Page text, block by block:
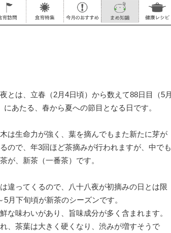
とは、立春（2月4日頃）から数えて88日目（5月
にあたる、春から夏への節目となる日です。
は生命力が強く、葉を摘んでもまた新たに芽が
ので、年3回ほど茶摘みが行われますが、中でも
が、新茶（一番茶）です。
違ってくるので、八十八夜が初摘みの日とは限
月下旬頃が新茶のシーズンです。
な味わいがあり、旨味成分が多く含まれます。
、茶葉は大きく硬くなり、渋みが増すそうで